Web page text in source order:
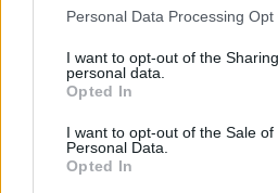
Please note that this website/app
not limited to your visit or usage
grant or deny consent to Google
use your data for below specified
consent section.
Personal Data Processing Opt
I want to opt-out of the
personal data.
Opted In
I want to opt-out of the Sale of
Personal Data.
Opted In
Posibles cambios en la
sancionado Busquets. Dest tiene
el partido, por lo que Mingueza
derecho. Sergi Roberto está a
y podría entrar en la convocatoria.